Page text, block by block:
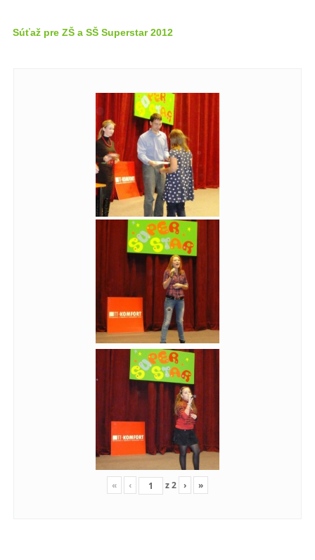
Súťaž pre ZŠ a SŠ Superstar 2012
« ‹ z2 › »